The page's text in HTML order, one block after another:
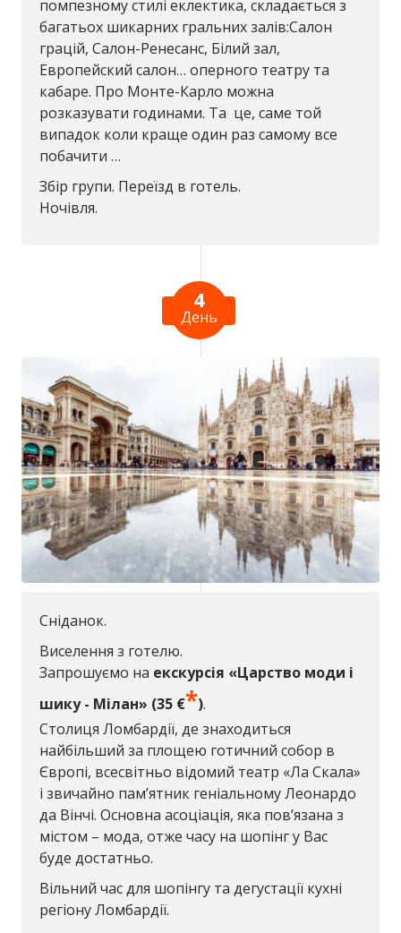
помпезному стилі еклектика, складається з
багатьох шикарних гральних залів:Салон
грацій, Салон-Ренесанс, Білий зал,
Европейский салон… оперного театру та
кабаре. Про Монте-Карло можна
розказувати годинами. Та це, саме той
випадок коли краще один раз самому все
побачити …
Збір групи. Переїзд в готель.
Ночівля.
4
День
Сніданок.
Виселення з готелю.
Запрошуємо на екскурсія «Царство моди і
шику - Мілан» (35 €*).
Столиця Ломбардії, де знаходиться
найбільший за площею готичний собор в
Європі, всесвітньо відомий театр «Ла Скала»
і звичайно пам’ятник геніальному Леонардо
да Вінчі. Основна асоціація, яка пов’язана з
містом – мода, отже часу на шопінг у Вас
буде достатньо.
Вільний час для шопінгу та дегустації кухні
регіону Ломбардії.